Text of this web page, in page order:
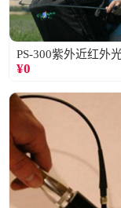
PS-300紫外近红外
¥0